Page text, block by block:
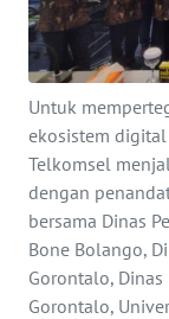
Untuk
ekosistem
Telkomsel
dengan
bersama Dinas
Bone Bolango,
Gorontalo,
Gorontalo,
INFO
IKLAN
TENTANG
KAMI
PEDOMAN
MEDIA
SIBER